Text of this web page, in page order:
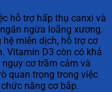
hỗ trợ hấp thụ canxi và
ngừa loãng xương.
miễn dịch, hỗ trợ cơ
Vitamin D3 còn có khả
cơ trầm cảm và
quan trọng trong việc
năng cơ bắp.